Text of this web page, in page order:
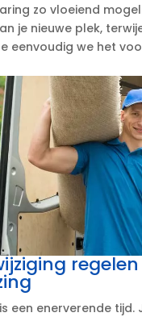
zo vloeiend
je nieuwe plek,
eenvoudig we het
een enerverende